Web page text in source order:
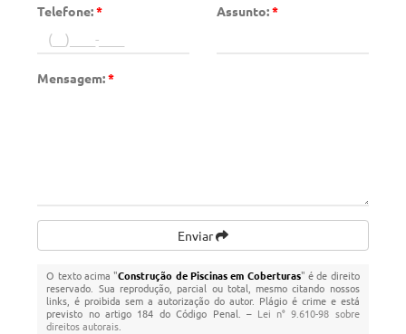
Telefone:* Assunto:*
Mensagem:*
Enviar
O texto acima "Construção de Piscinas em Coberturas" é de direito
reservado. Sua reprodução, parcial ou total, mesmo citando nossos
links, é proibida sem a autorização do autor. Plágio é crime e está
previsto no artigo 184 do Código Penal. – Lei n° 9.610-98 sobre
direitos autorais